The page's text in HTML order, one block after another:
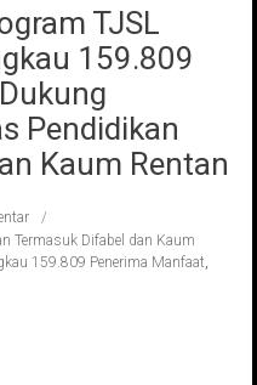
TJSL
159.809
Pendidikan
Kaum Rentan
Termasuk Difabel dan Kaum
159.809 Penerima Manfaat,